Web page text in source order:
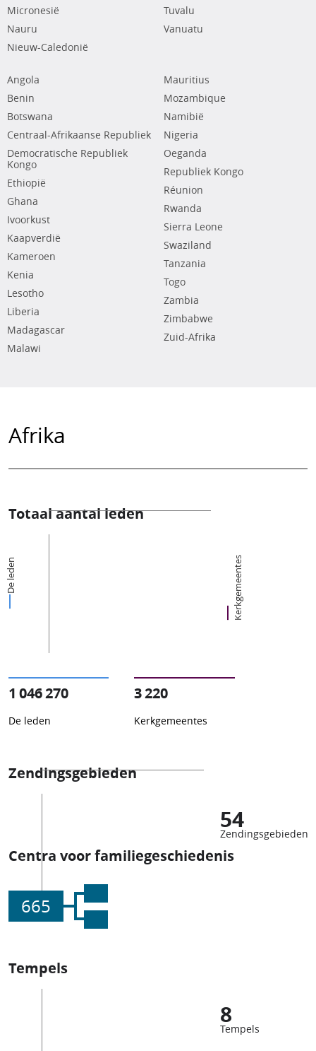
Micronesië
Nauru
Nieuw-Caledonië
Tuvalu
Vanuatu
Angola
Benin
Botswana
Centraal-Afrikaanse Republiek
Democratische Republiek
Kongo
Ethiopië
Ghana
Ivoorkust
Kaapverdië
Kameroen
Kenia
Lesotho
Liberia
Madagascar
Malawi
Mauritius
Mozambique
Namibië
Nigeria
Oeganda
Republiek Kongo
Réunion
Rwanda
Sierra Leone
Swaziland
Tanzania
Togo
Zambia
Zimbabwe
Zuid-Afrika
Afrika
Totaal aantal leden
De leden Kerkgemeentes
1 046 270
De leden
3 220
Kerkgemeentes
Zendingsgebieden
54
Zendingsgebieden
Centra voor familiegeschiedenis
665
Tempels
8
Tempels